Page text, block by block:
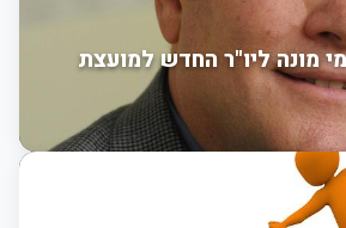
מונה ליו"ר החדש למועצת